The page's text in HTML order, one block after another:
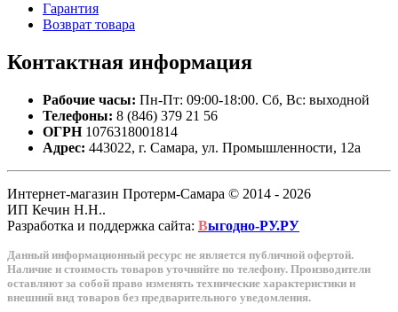
Гарантия
Возврат товара
Контактная информация
Рабочие часы: Пн-Пт: 09:00-18:00. Сб, Вс: выходной
Телефоны: 8 (846) 379 21 56
ОГРН1076318001814
Адрес: 443022, г. Самара, ул. Промышленности, 12а
Интернет-магазин Протерм-Самара © 2014 - 2026
ИП Кечин Н.Н..
Разработка и поддержка сайта: Выгодно-РУ.РУ
Данный информационный ресурс не является публичной офертой.
Наличие и стоимость товаров уточняйте по телефону. Производители
оставляют за собой право изменять технические характеристики и
внешний вид товаров без предварительного уведомления.